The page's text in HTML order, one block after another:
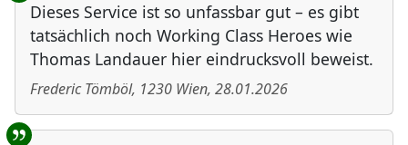
Dieses Service ist so unfassbar gut – es gibt
tatsächlich noch Working Class Heroes wie
Thomas Landauer hier eindrucksvoll beweist.
Frederic Tömböl, 1230 Wien, 28.01.2026